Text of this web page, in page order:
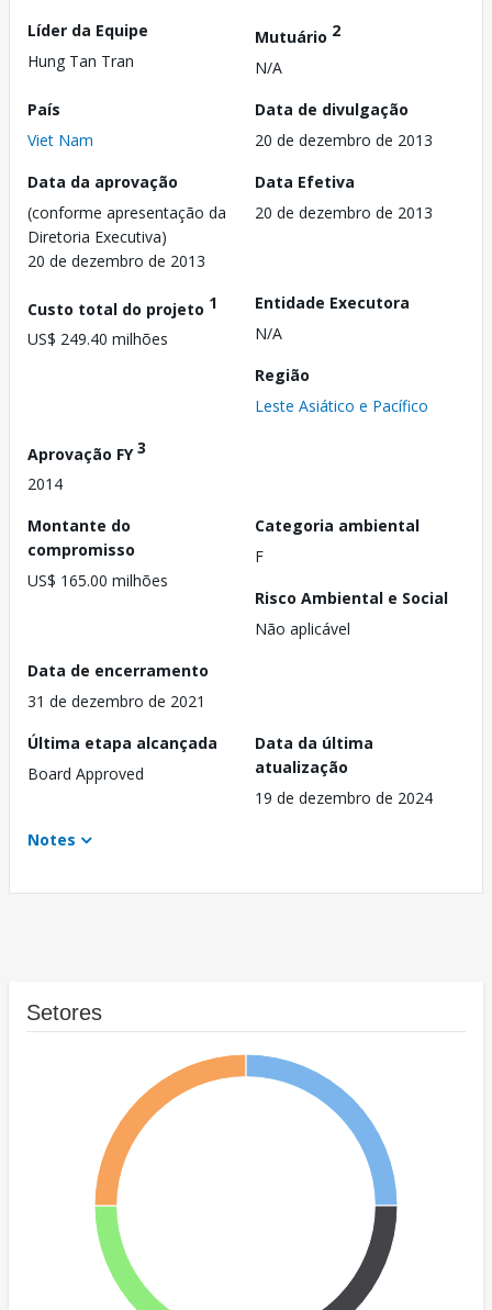
Líder da Equipe
Hung Tan Tran
Mutuário 2
N/A
País
Viet Nam
Data de divulgação
20 de dezembro de 2013
Data da aprovação
(conforme apresentação da
Diretoria Executiva)
20 de dezembro de 2013
Data Efetiva
20 de dezembro de 2013
Custo total do projeto 1
US$ 249.40 milhões
Entidade Executora
N/A
Região
Leste Asiático e Pacífico
Aprovação FY3
2014
Montante do
compromisso
US$ 165.00 milhões
Categoria ambiental
F
Risco Ambiental e Social
Não aplicável
Data de encerramento
31 de dezembro de 2021
Última etapa alcançada
Board Approved
Data da última
atualização
19 de dezembro de 2024
Notes
Setores